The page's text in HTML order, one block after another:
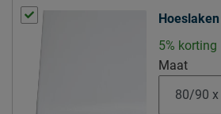
Naam Emma
Locatie
78,
Main,
Emailadres
5% korting
Maat